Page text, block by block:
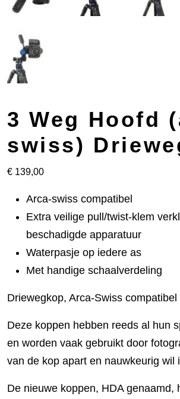
3 Weg Hoofd
swiss)
€ 139,00
Arca-swiss compatibel
Extra veilige pull/twist-klem
beschadigde apparatuur
Waterpasje op iedere as
Met handige schaalverdeling
Driewegkop, Arca-Swiss compatibel
Deze koppen hebben reeds al hun
en worden vaak gebruikt door
van de kop apart en nauwkeurig wil
De nieuwe koppen, HDA genaamd,